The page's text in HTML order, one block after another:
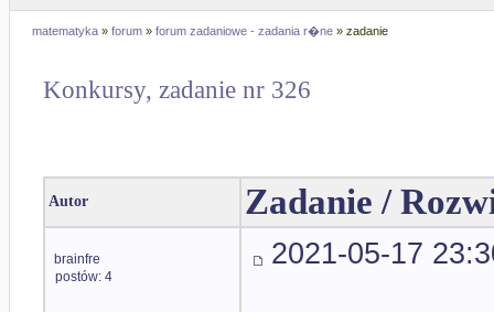
matematyka » forum » forum zadaniowe - zadania r�ne » zadanie
Konkursy, zadanie nr 326
Autor Zadanie /
brainfre
postów: 4
2021-05-17